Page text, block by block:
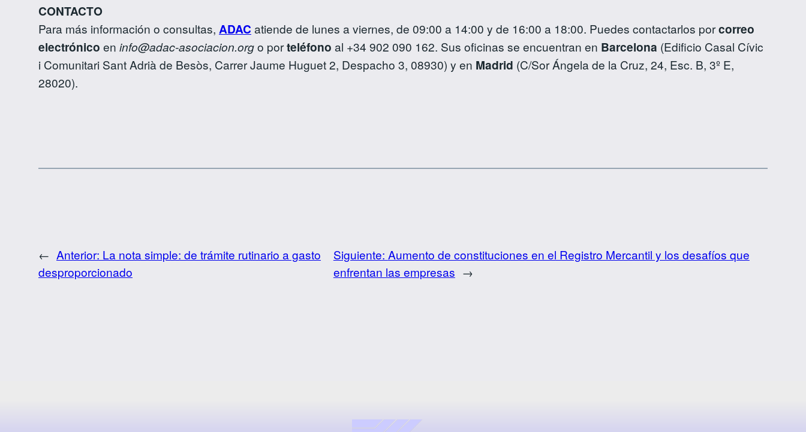
CONTACTO
Para más información o consultas, ADAC atiende de lunes a viernes, de 09:00 a 14:00 y de 16:00 a 18:00. Puedes contactarlos porcorreo
electrónico en info@adac-asociacion.orgo porteléfono al +34 902 090 162. Sus oficinas se encuentran en Barcelona (Edificio Casal Cívic
i Comunitari Sant Adrià de Besòs, Carrer Jaume Huguet 2, Despacho 3, 08930) y en Madrid (C/Sor Ángela de la Cruz, 24, Esc. B, 3º E,
28020).
← Anterior: La nota simple: de trámite rutinario a gasto
desproporcionado
Siguiente: Aumento de constituciones en el Registro Mercantil y los desafíos que
enfrentan las empresas →